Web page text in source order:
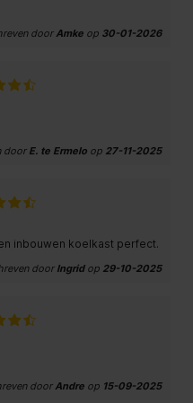
doorAmke op 30-01-2026
door E. te Ermelo op 27-11-2025
inbouwen koelkast perfect.
door Ingridop 29-10-2025
doorAndre op 15-09-2025